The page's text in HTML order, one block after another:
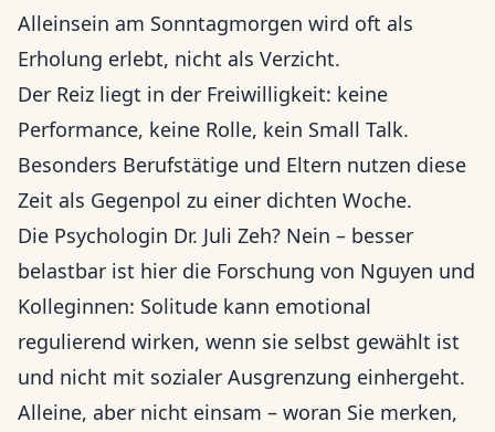
Alleinsein am Sonntagmorgen wird oft als
Erholung erlebt, nicht als Verzicht.
Der Reiz liegt in der Freiwilligkeit: keine
Performance, keine Rolle, kein Small Talk.
Besonders Berufstätige und Eltern nutzen diese
Zeit als Gegenpol zu einer dichten Woche.
Die Psychologin Dr. Juli Zeh? Nein – besser
belastbar ist hier die Forschung von Nguyen und
Kolleginnen: Solitude kann emotional
regulierend wirken, wenn sie selbst gewählt ist
und nicht mit sozialer Ausgrenzung einhergeht.
Alleine, aber nicht einsam – woran Sie merken,